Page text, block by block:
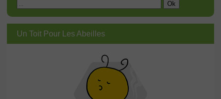
Un Toit Pour Les Abeilles